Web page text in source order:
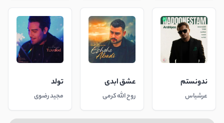
ندونستم
عرشیاس
عشق ابدی
روح الله کرمی
تولد
مجید رضوی